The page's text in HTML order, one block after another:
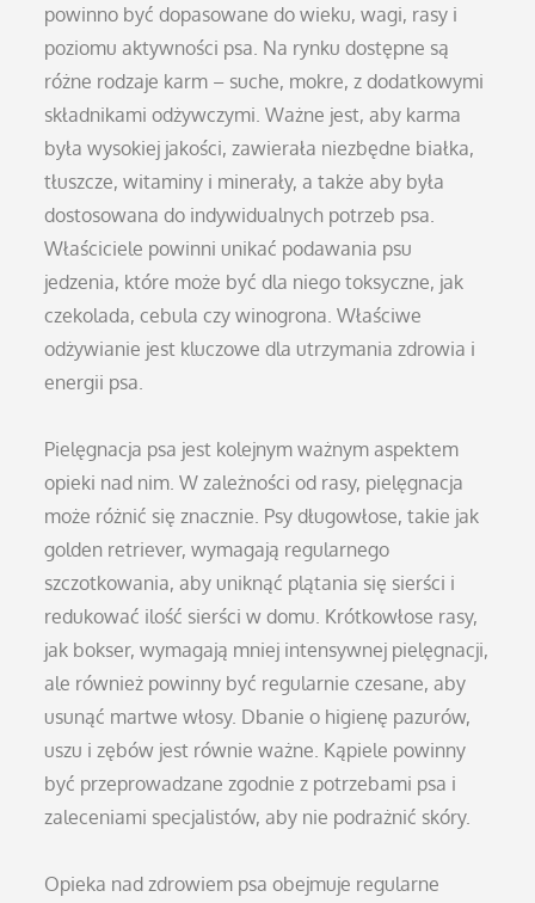
powinno być dopasowane do wieku, wagi, rasy i
poziomu aktywności psa. Na rynku dostępne są
różne rodzaje karm – suche, mokre, z dodatkowymi
składnikami odżywczymi. Ważne jest, aby karma
była wysokiej jakości, zawierała niezbędne białka,
tłuszcze, witaminy i minerały, a także aby była
dostosowana do indywidualnych potrzeb psa.
Właściciele powinni unikać podawania psu
jedzenia, które może być dla niego toksyczne, jak
czekolada, cebula czy winogrona. Właściwe
odżywianie jest kluczowe dla utrzymania zdrowia i
energii psa.
Pielęgnacja psa jest kolejnym ważnym aspektem
opieki nad nim. W zależności od rasy, pielęgnacja
może różnić się znacznie. Psy długowłose, takie jak
golden retriever, wymagają regularnego
szczotkowania, aby uniknąć plątania się sierści i
redukować ilość sierści w domu. Krótkowłose rasy,
jak bokser, wymagają mniej intensywnej pielęgnacji,
ale również powinny być regularnie czesane, aby
usunąć martwe włosy. Dbanie o higienę pazurów,
uszu i zębów jest równie ważne. Kąpiele powinny
być przeprowadzane zgodnie z potrzebami psa i
zaleceniami specjalistów, aby nie podrażnić skóry.
Opieka nad zdrowiem psa obejmuje regularne